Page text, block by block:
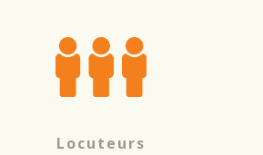
Locuteurs